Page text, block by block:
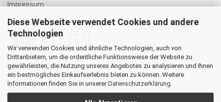
Diese Webseite verwendet Cookies und andere
Technologien
Wir verwenden Cookies und ähnliche Technologien, auch von
Drittanbietern, um die ordentliche Funktionsweise der Website zu
gewährleisten, die Nutzung unseres Angebotes zu analysieren und Ihnen
ein bestmögliches Einkaufserlebnis bieten zu können. Weitere
Informationen finden Sie in unsererDatenschutzerklärung
Impressum